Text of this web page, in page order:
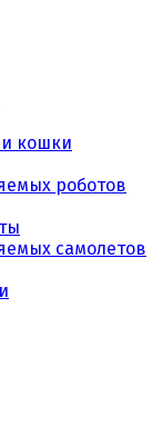
кошки
роботов
самолетов